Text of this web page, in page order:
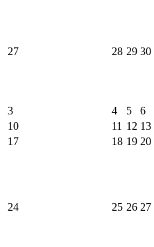
27 28 29 30
3 4 5 6
10
11 12 13
17
18 19 20
24 25 26 27